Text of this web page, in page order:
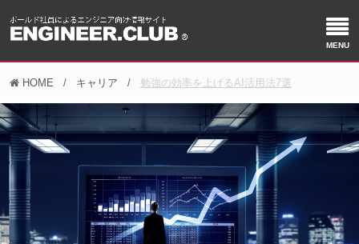
HOME キャリア 勉強の効率を上げるAI活用法7選